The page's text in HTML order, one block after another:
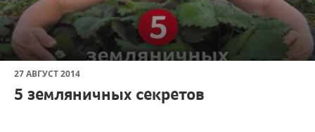
27 АВГУСТ 2014
5 земляничных секретов